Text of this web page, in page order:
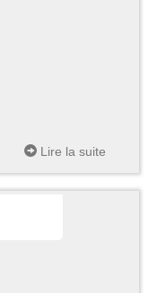
Lire la suite